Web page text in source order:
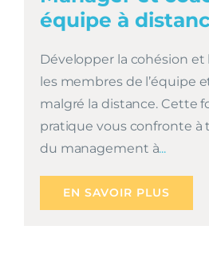
équipe à
Développer la cohésion et
les membres de l’équipe
malgré la distance. Cette
pratique vous confronte à
du management à...
EN SAVOIR PLUS